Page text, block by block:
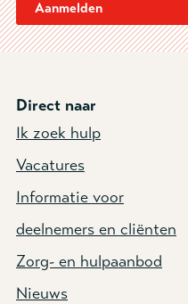
Aanmelden
Direct naar
Ik zoek hulp
Vacatures
Informatie voor
deelnemers en cliënten
Zorg- en hulpaanbod
Nieuws